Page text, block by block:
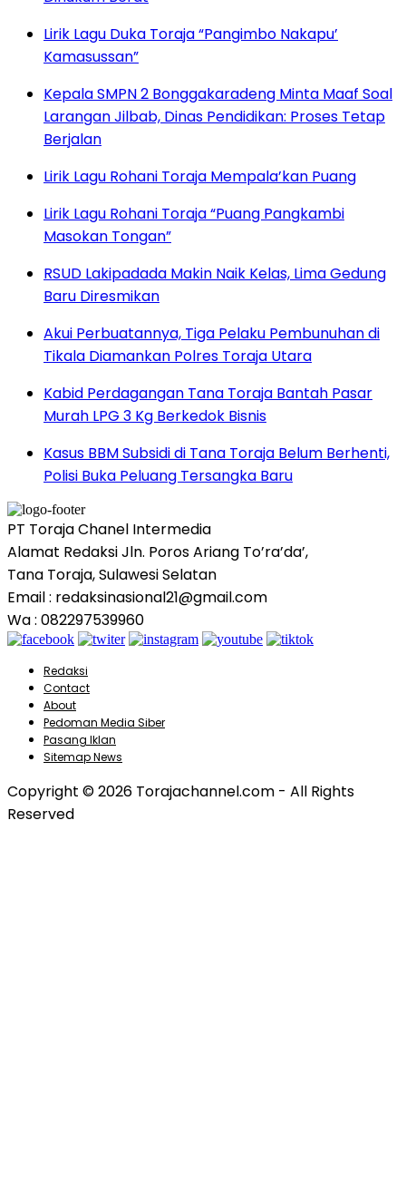
Lirik Lagu Duka Toraja “Pangimbo Nakapu’
Kamasussan”
Kepala SMPN 2 Bonggakaradeng Minta Maaf Soal
Larangan Jilbab, Dinas Pendidikan: Proses Tetap
Berjalan
Lirik Lagu Rohani Toraja Mempala’kan Puang
Lirik Lagu Rohani Toraja “Puang Pangkambi
Masokan Tongan”
RSUD Lakipadada Makin Naik Kelas, Lima Gedung
Baru Diresmikan
Akui Perbuatannya, Tiga Pelaku Pembunuhan di
Tikala Diamankan Polres Toraja Utara
Kabid Perdagangan Tana Toraja Bantah Pasar
Murah LPG 3 Kg Berkedok Bisnis
Kasus BBM Subsidi di Tana Toraja Belum Berhenti,
Polisi Buka Peluang Tersangka Baru
PT Toraja Chanel Intermedia
Alamat Redaksi Jln. Poros Ariang To’ra’da’,
Tana Toraja, Sulawesi Selatan
Email : redaksinasional21@gmail.com
Wa : 082297539960
Redaksi
Contact
About
Pedoman Media Siber
Pasang Iklan
Sitemap News
Copyright © 2026 Torajachannel.com - All Rights
Reserved